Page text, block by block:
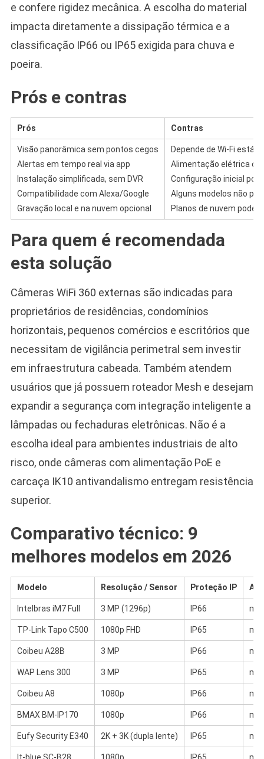
e confere rigidez mecânica. A escolha do material
impacta diretamente a dissipação térmica e a
classificação IP66 ou IP65 exigida para chuva e
poeira.
Prós e contras
Prós Contras
Visão panorâmica sem pontos cegos
Alertas em tempo real via app
Instalação simplificada, sem DVR
Compatibilidade com Alexa/Google
Gravação local e na nuvem opcional
Depende de Wi-Fi
Alimentação elétrica
Configuração inicial
Alguns modelos não
Planos de nuvem
Para quem é recomendada
esta solução
Câmeras WiFi 360 externas são indicadas para
proprietários de residências, condomínios
horizontais, pequenos comércios e escritórios que
necessitam de vigilância perimetral sem investir
em infraestrutura cabeada. Também atendem
usuários que já possuem roteador Mesh e desejam
expandir a segurança com integração inteligente a
lâmpadas ou fechaduras eletrônicas. Não é a
escolha ideal para ambientes industriais de alto
risco, onde câmeras com alimentação PoE e
carcaça IK10 antivandalismo entregam resistência
superior.
Comparativo técnico: 9
melhores modelos em 2026
Modelo Resolução / Sensor Proteção IP
Intelbras iM7 Full 3 MP (1296p) IP66
TP-Link Tapo C500 1080p FHD IP65
Coibeu A28B 3 MP IP66
WAP Lens 300 3 MP IP65
Coibeu A8 1080p IP66
BMAX BM-IP170 1080p IP66
Eufy Security E340 2K + 3K (dupla lente) IP65